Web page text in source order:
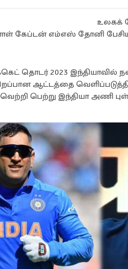
உலகக்
கேப்டன் எம்எஸ் தோனி
தொடர் 2023 இந்தியாவில்
ஆட்டத்தை வெளிப்படுத்தி
பெற்று இந்தியா அணி